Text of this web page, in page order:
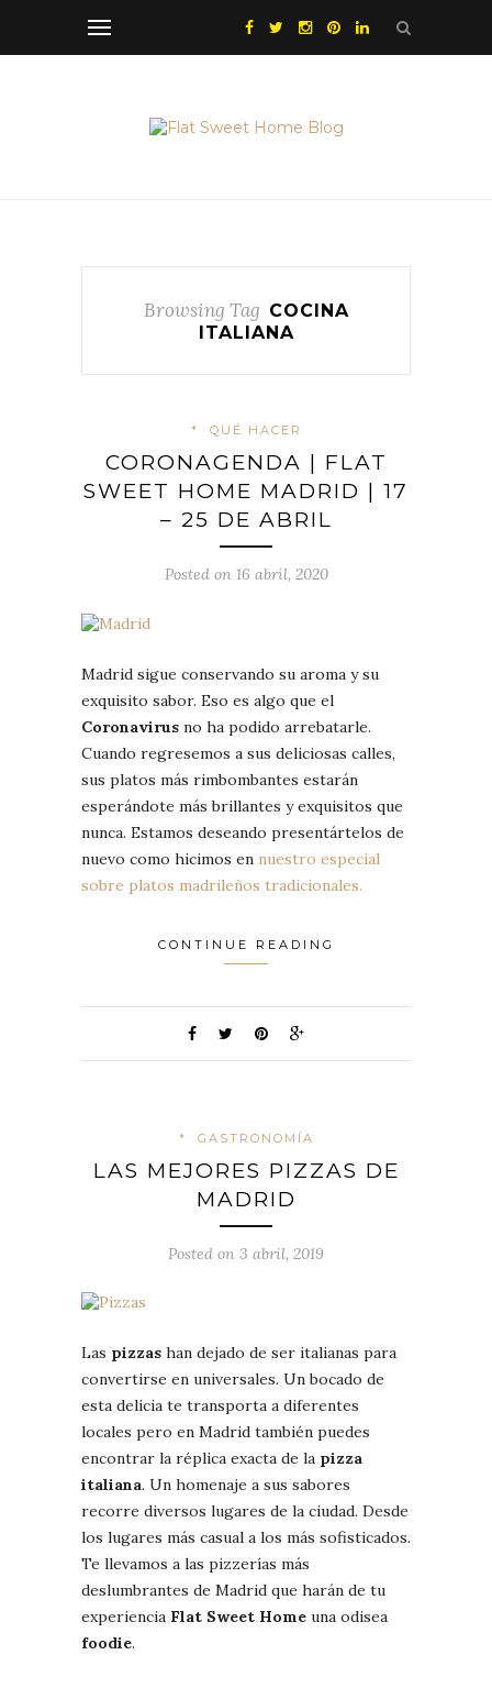
Browsing Tag COCINA
ITALIANA
* QUÉ HACER
CORONAGENDA | FLAT
SWEET HOME MADRID | 17
– 25 DE ABRIL
Posted on 16 abril, 2020
Madrid sigue conservando su aroma y su
exquisito sabor. Eso es algo que el
Coronavirus no ha podido arrebatarle.
Cuando regresemos a sus deliciosas calles,
sus platos más rimbombantes estarán
esperándote más brillantes y exquisitos que
nunca. Estamos deseando presentártelos de
nuevo como hicimos en nuestro especial
sobre platos madrileños tradicionales.
CONTINUE READING
* GASTRONOMÍA
LAS MEJORES PIZZAS DE
MADRID
Posted on 3 abril, 2019
Las pizzas han dejado de ser italianas para
convertirse en universales. Un bocado de
esta delicia te transporta a diferentes
locales pero en Madrid también puedes
encontrar la réplica exacta de la pizza
italiana. Un homenaje a sus sabores
recorre diversos lugares de la ciudad. Desde
los lugares más casual a los más sofisticados.
Te llevamos a las pizzerías más
deslumbrantes de Madrid que harán de tu
experiencia Flat Sweet Home una odisea
foodie.